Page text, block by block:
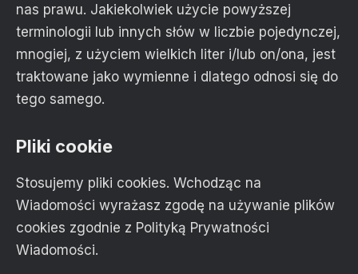
nas prawu. Jakiekolwiek użycie powyższej
terminologii lub innych słów w liczbie pojedynczej,
mnogiej, z użyciem wielkich liter i/lub on/ona, jest
traktowane jako wymienne i dlatego odnosi się do
tego samego.
Pliki cookie
Stosujemy pliki cookies. Wchodząc na
Wiadomości wyrażasz zgodę na używanie plików
cookies zgodnie z Polityką Prywatności
Wiadomości.